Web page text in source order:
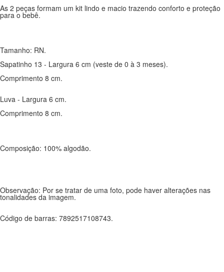
As 2 peças formam um kit lindo e macio trazendo conforto e proteção
para o bebê.
Tamanho: RN.
Sapatinho 13 - Largura 6 cm (veste de 0 à 3 meses).
Comprimento 8 cm.
Luva - Largura 6 cm.
Comprimento 8 cm.
Composição: 100% algodão.
Observação: Por se tratar de uma foto, pode haver alterações nas
tonalidades da imagem.
Código de barras: 7892517108743.